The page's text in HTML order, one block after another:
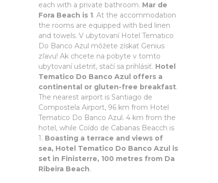
each with a private bathroom. Mar de
Fora Beach is 1. At the accommodation
the rooms are equipped with bed linen
and towels. V ubytovaní Hotel Tematico
Do Banco Azul môžete získať Genius
zľavu! Ak chcete na pobyte v tomto
ubytovaní ušetriť, stačí sa prihlásiť. Hotel
Tematico Do Banco Azul offers a
continental or gluten-free breakfast.
The nearest airport is Santiago de
Compostela Airport, 96 km from Hotel
Tematico Do Banco Azul. 4 km from the
hotel, while Coído de Cabanas Beacch is
1. Boasting a terrace and views of
sea, Hotel Tematico Do Banco Azul is
set in Finisterre, 100 metres from Da
Ribeira Beach.